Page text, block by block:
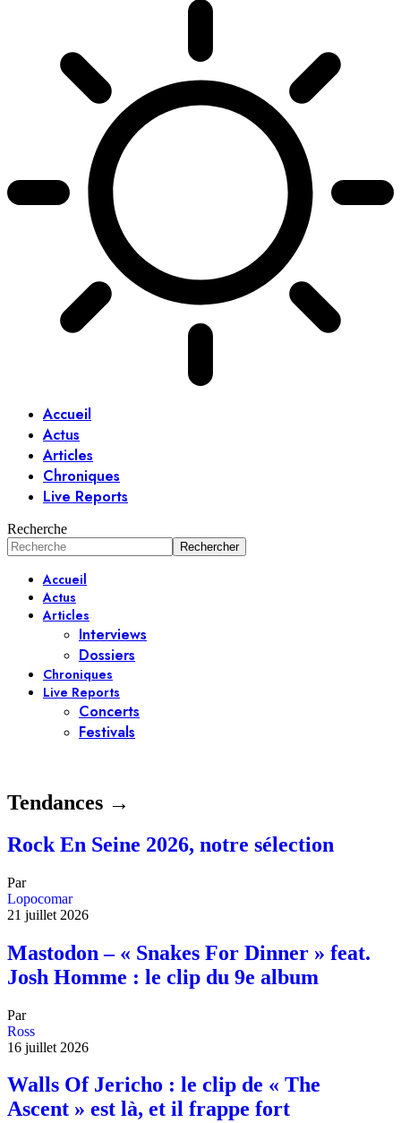
Accueil
Actus
Articles
Chroniques
Live Reports
Recherche
Accueil
Actus
Articles
Interviews
Dossiers
Chroniques
Live Reports
Concerts
Festivals
Tendances →
Rock En Seine 2026, notre sélection
Par
Lopocomar
21 juillet 2026
Mastodon – « Snakes For Dinner » feat.
Josh Homme : le clip du 9e album
Par
Ross
16 juillet 2026
Walls Of Jericho : le clip de « The
Ascent » est là, et il frappe fort